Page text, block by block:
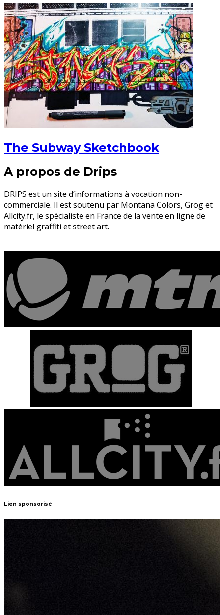
The Subway Sketchbook
A propos de Drips
DRIPS est un site d’informations à vocation non-
commerciale. Il est soutenu par Montana Colors, Grog et
Allcity.fr, le spécialiste en France de la vente en ligne de
matériel graffiti et street art.
Lien sponsorisé